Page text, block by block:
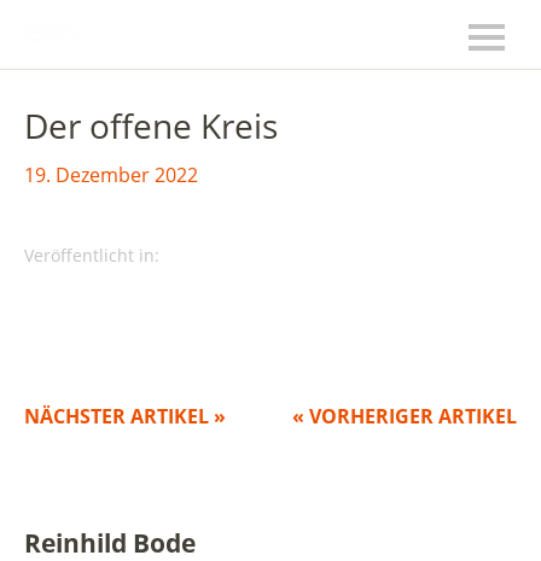
Der offene Kreis
19. Dezember 2022
Veröffentlicht in:
NÄCHSTER ARTIKEL » « VORHERIGER ARTIKEL
Reinhild Bode